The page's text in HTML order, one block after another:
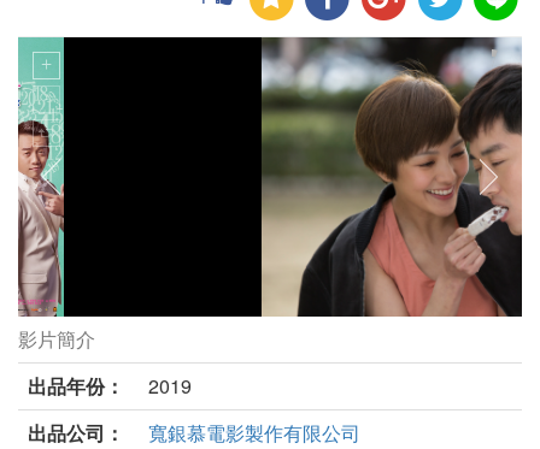
我的第一任劇照
影片簡介
出品年份：
2019
出品公司：
寬銀慕電影製作有限公司